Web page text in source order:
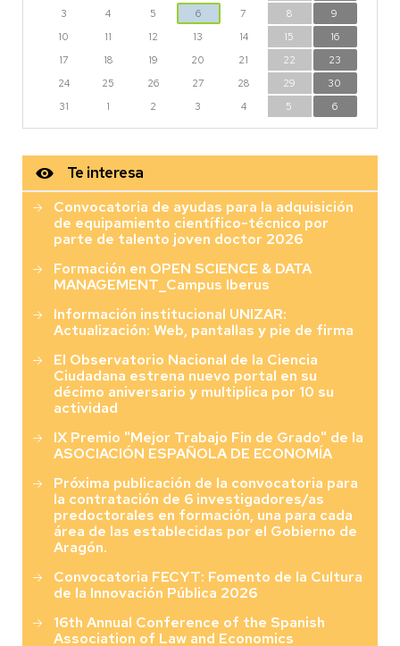
3
4 5 6 7 8
9
10
11 12 13 14 15
16
17
18 19 20 21 22
23
24
25 26 27 28 29
30
31
1 2 3 4 5 6
Te interesa
Convocatoria de ayudas para la adquisición
de equipamiento científico-técnico por
parte de talento joven doctor 2026
Formación en OPEN SCIENCE & DATA
MANAGEMENT_Campus Iberus
Información institucional UNIZAR:
Actualización: Web, pantallas y pie de firma
El Observatorio Nacional de la Ciencia
Ciudadana estrena nuevo portal en su
décimo aniversario y multiplica por 10 su
actividad
IX Premio "Mejor Trabajo Fin de Grado" de la
ASOCIACIÓN ESPAÑOLA DE ECONOMÍA
Próxima publicación de la convocatoria para
la contratación de 6 investigadores/as
predoctorales en formación, una para cada
área de las establecidas por el Gobierno de
Aragón.
Convocatoria FECYT: Fomento de la Cultura
de la Innovación Pública 2026
16th Annual Conference of the Spanish
Association of Law and Economics